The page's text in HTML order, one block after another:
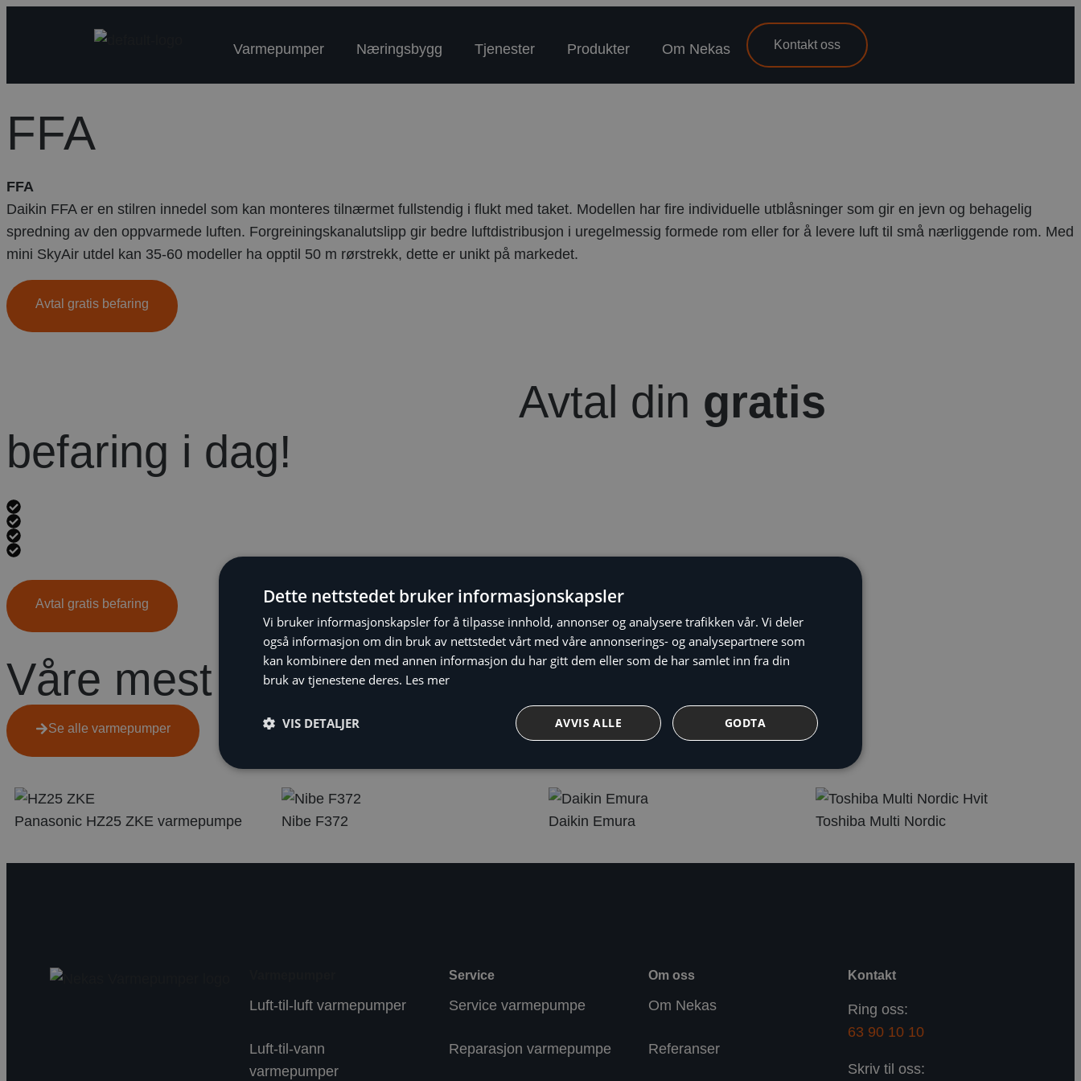
Varmepumper Næringsbygg Tjenester Produkter Om Nekas Kontakt oss
FFA
FFA
Daikin FFA er en stilren innedel som kan monteres tilnærmet fullstendig i flukt med taket. Modellen har fire individuelle utblåsninger som gir en jevn og behagelig
spredning av den oppvarmede luften. Forgreiningskanalutslipp gir bedre luftdistribusjon i uregelmessig formede rom eller for å levere luft til små nærliggende rom. Med
mini SkyAir utdel kan 35-60 modeller ha opptil 50 m rørstrekk, dette er unikt på markedet.
Avtal gratis befaring
Avtal din gratis
befaring i dag!
Opprinnelig
kostnadsoverslag
Råd
om
den
beste
løsningen
Energispareanslag
Gjennomgang
av
finansieringsmulighet
Avtal gratis befaring
Våre mest solgte luft-til-luft varmepumper
Se alle varmepumper
Panasonic HZ25 ZKE varmepumpe Nibe F372 Daikin Emura Toshiba Multi Nordic
Luft-til-luft varmepumper
Luft-til-vann
varmepumper
Service
Service varmepumpe
Reparasjon varmepumpe
Om oss
Om Nekas
Referanser
Kontakt
Ring oss:
63 90 10 10
Skriv til oss:
Dette nettstedet bruker informasjonskapsler
Vi bruker informasjonskapsler for å tilpasse innhold, annonser og analysere trafikken vår. Vi deler
også informasjon om din bruk av nettstedet vårt med våre annonserings- og analysepartnere som
kan kombinere den med annen informasjon du har gitt dem eller som de har samlet inn fra din
bruk av tjenestene deres. Les mer
GODTA
AVVIS ALLE
VIS DETALJER